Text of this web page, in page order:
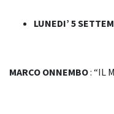
LUNEDI’ 5
MARCO ONNEMBO: “IL